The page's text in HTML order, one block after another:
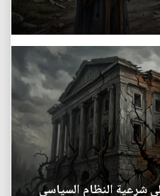
شرعية النظام السياسي